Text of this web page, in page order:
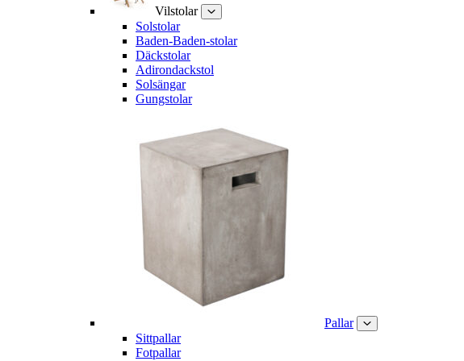
Vilstolar
Solstolar
Baden-Baden-stolar
Däckstolar
Adirondackstol
Solsängar
Gungstolar
Pallar
Sittpallar
Fotpallar